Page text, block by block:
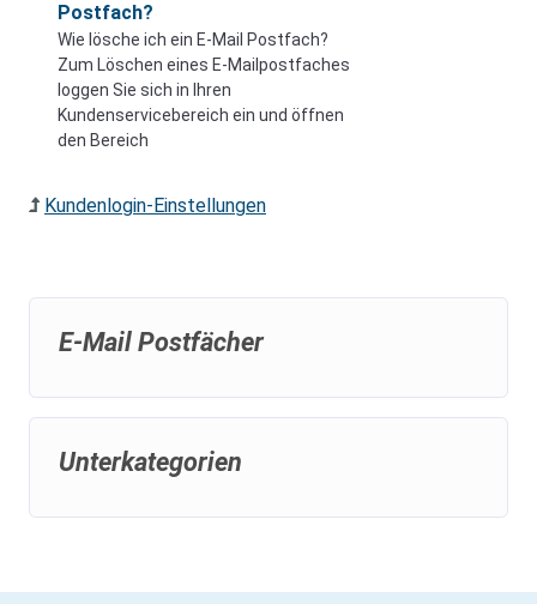
Postfach?
Wie lösche ich ein E-Mail Postfach?
Zum Löschen eines E-Mailpostfaches
loggen Sie sich in Ihren
Kundenservicebereich ein und öffnen
den Bereich
Kundenlogin-Einstellungen
E-Mail Postfächer
Unterkategorien